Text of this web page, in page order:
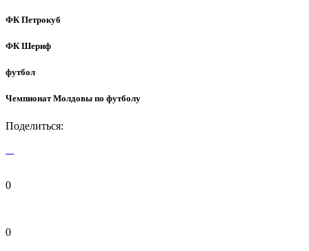
ФК Петрокуб
ФК Шериф
футбол
Чемпионат Молдовы по футболу
Поделиться:
0
0